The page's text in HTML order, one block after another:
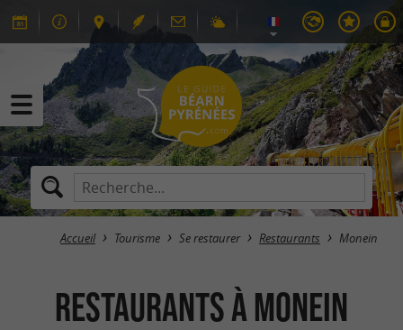
Accueil Tourisme Se restaurer Restaurants Monein
Restaurants à Monein